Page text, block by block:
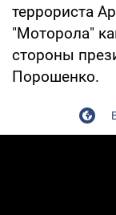
террориста
"Моторола"
стороны
Порошенко.